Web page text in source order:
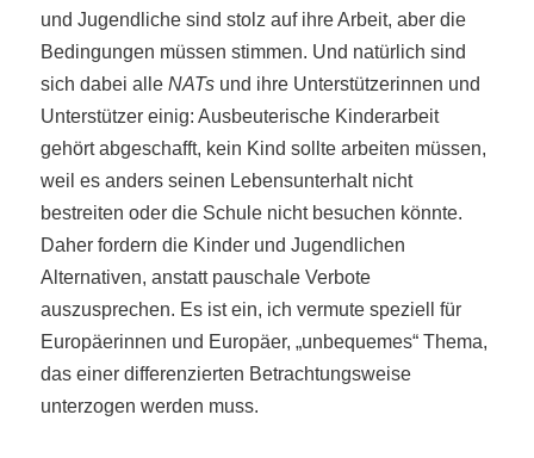
und Jugendliche sind stolz auf ihre Arbeit, aber die
Bedingungen müssen stimmen. Und natürlich sind
sich dabei alleNATs und ihre Unterstützerinnen und
Unterstützer einig: Ausbeuterische Kinderarbeit
gehört abgeschafft, kein Kind sollte arbeiten müssen,
weil es anders seinen Lebensunterhalt nicht
bestreiten oder die Schule nicht besuchen könnte.
Daher fordern die Kinder und Jugendlichen
Alternativen, anstatt pauschale Verbote
auszusprechen. Es ist ein, ich vermute speziell für
Europäerinnen und Europäer, „unbequemes“ Thema,
das einer differenzierten Betrachtungsweise
unterzogen werden muss.